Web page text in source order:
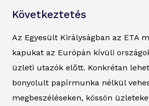
Következtetés
Az Egyesült Királyságban az ETA
kapukat az Európán kívüli
üzleti utazók előtt. Konkrétan
bonyolult papírmunka nélkül
megbeszéléseken, kössön